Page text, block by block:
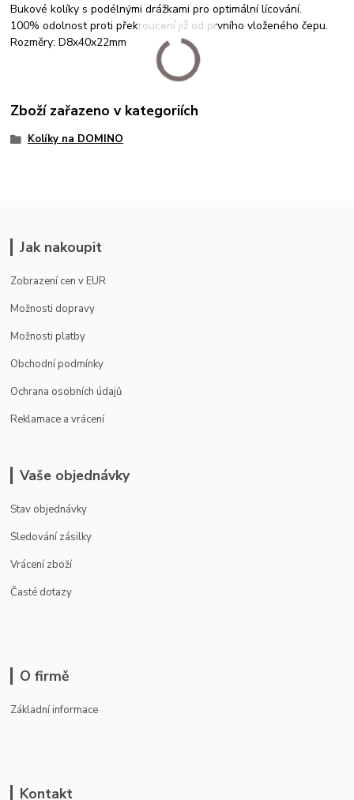
Bukové kolíky s podélnými drážkami pro optimální lícování.
100% odolnost proti překroucení již od prvního vloženého čepu.
Rozměry: D8x40x22mm
Zboží zařazeno v kategoriích
Kolíky na DOMINO
Jak nakoupit
Zobrazení cen v EUR
Možnosti dopravy
Možnosti platby
Obchodní podmínky
Ochrana osobních údajů
Reklamace a vrácení
Vaše objednávky
Stav objednávky
Sledování zásilky
Vrácení zboží
Časté dotazy
O firmě
Základní informace
Kontakt